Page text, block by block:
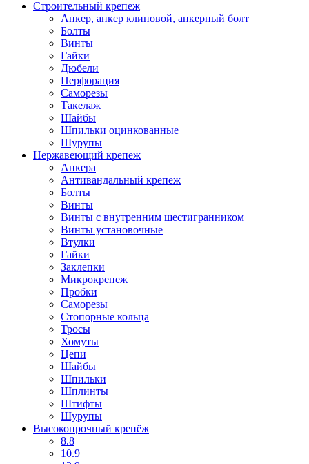
Строительный крепеж
Анкер, анкер клиновой, анкерный болт
Болты
Винты
Гайки
Дюбели
Перфорация
Саморезы
Такелаж
Шайбы
Шпильки оцинкованные
Шурупы
Нержавеющий крепеж
Анкера
Антивандальный крепеж
Болты
Винты
Винты с внутренним шестигранником
Винты установочные
Втулки
Гайки
Заклепки
Микрокрепеж
Пробки
Саморезы
Стопорные кольца
Тросы
Хомуты
Цепи
Шайбы
Шпильки
Шплинты
Штифты
Шурупы
Высокопрочный крепёж
8.8
10.9